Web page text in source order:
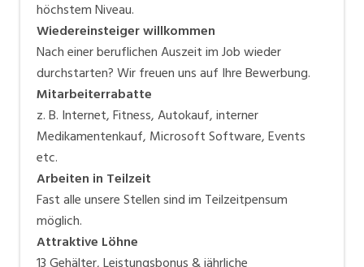
höchstem Niveau.
Wiedereinsteiger willkommen
Nach einer beruflichen Auszeit im Job wieder
durchstarten? Wir freuen uns auf Ihre Bewerbung.
Mitarbeiterrabatte
z. B. Internet, Fitness, Autokauf, interner
Medikamentenkauf, Microsoft Software, Events
etc.
Arbeiten in Teilzeit
Fast alle unsere Stellen sind im Teilzeitpensum
möglich.
Attraktive Löhne